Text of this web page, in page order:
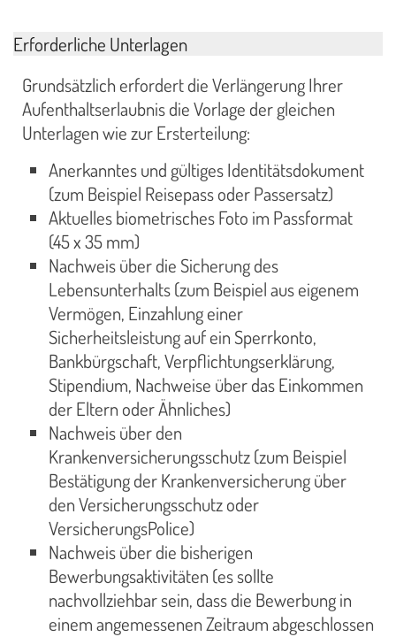
Erforderliche Unterlagen
Grundsätzlich erfordert die Verlängerung Ihrer
Aufenthaltserlaubnis die Vorlage der gleichen
Unterlagen wie zur Ersterteilung:
Anerkanntes und gültiges Identitätsdokument
(zum Beispiel Reisepass oder Passersatz)
Aktuelles biometrisches Foto im Passformat
(45 x 35 mm)
Nachweis über die Sicherung des
Lebensunterhalts (zum Beispiel aus eigenem
Vermögen, Einzahlung einer
Sicherheitsleistung auf ein Sperrkonto,
Bankbürgschaft, Verpflichtungserklärung,
Stipendium, Nachweise über das Einkommen
der Eltern oder Ähnliches)
Nachweis über den
Krankenversicherungsschutz (zum Beispiel
Bestätigung der Krankenversicherung über
den Versicherungsschutz oder
VersicherungsPolice)
Nachweis über die bisherigen
Bewerbungsaktivitäten (es sollte
nachvollziehbar sein, dass die Bewerbung in
einem angemessenen Zeitraum abgeschlossen